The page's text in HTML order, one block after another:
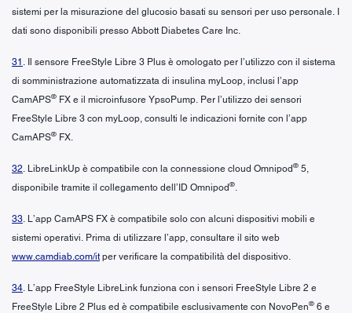
sistemi per la misurazione del glucosio basati su sensori per uso personale. I
dati sono disponibili presso Abbott Diabetes Care Inc.
31 . Il sensore FreeStyle Libre 3 Plus è omologato per l’utilizzo con il sistema
di somministrazione automatizzata di insulina myLoop, inclusi l’app
CamAPS® FX e il microinfusore YpsoPump. Per l’utilizzo dei sensori
FreeStyle Libre 3 con myLoop, consulti le indicazioni fornite con l’app
CamAPS® FX.
32. LibreLinkUp è compatibile con la connessione cloud Omnipod® 5,
disponibile tramite il collegamento dell’ID Omnipod®.
33. L’app CamAPS FX è compatibile solo con alcuni dispositivi mobili e
sistemi operativi. Prima di utilizzare l’app, consultare il sito web
www.camdiab.com/it per verificare la compatibilità del dispositivo.
34. L’app FreeStyle LibreLink funziona con i sensori FreeStyle Libre 2 e
FreeStyle Libre 2 Plus ed è compatibile esclusivamente con NovoPen® 6 e